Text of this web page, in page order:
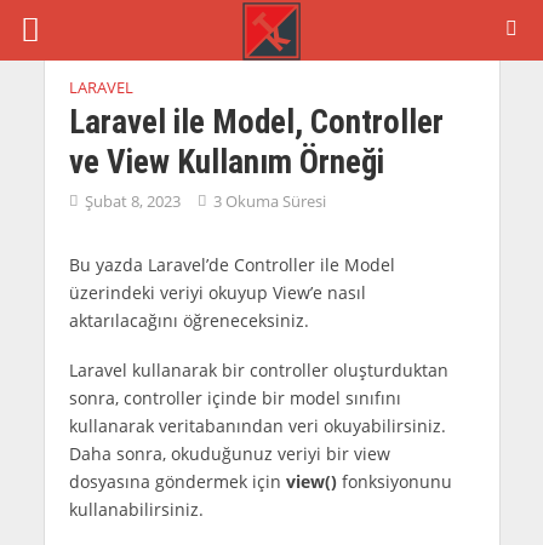
LARAVEL
Laravel ile Model, Controller
ve View Kullanım Örneği
Şubat 8, 2023 3 Okuma Süresi
Bu yazda Laravel’de Controller ile Model
üzerindeki veriyi okuyup View’e nasıl
aktarılacağını öğreneceksiniz.
Laravel kullanarak bir controller oluşturduktan
sonra, controller içinde bir model sınıfını
kullanarak veritabanından veri okuyabilirsiniz.
Daha sonra, okuduğunuz veriyi bir view
dosyasına göndermek için view()fonksiyonunu
kullanabilirsiniz.